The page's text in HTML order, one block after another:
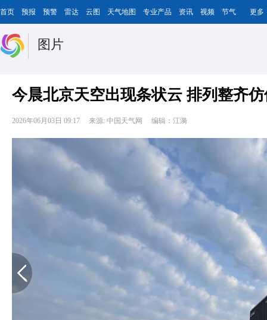
首页 预报 预警 雷达 云图 天气地图 专业产品 资讯 视频 节气 更多
图片
今晨北京天空出现条状云 排列整齐
2026年06月03日 09:17 来源: 中国天气网 编辑：江漪